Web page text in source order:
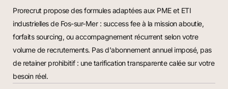
Prorecrut propose des formules adaptées aux PME et ETI
industrielles de Fos-sur-Mer : success fee à la mission aboutie,
forfaits sourcing, ou accompagnement récurrent selon votre
volume de recrutements. Pas d'abonnement annuel imposé, pas
de retainer prohibitif : une tarification transparente calée sur votre
besoin réel.